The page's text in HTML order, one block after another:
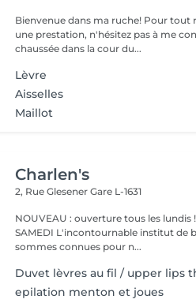
Bienvenue dans ma ruche! Pour
une prestation, n'hésitez pas à me contacter Institut
chaussée dans la cour du...
Lèvre
Aisselles
Maillot
Charlen's
2, Rue GlesenerGare L-1631
NOUVEAU : ouverture tous les lundis
SAMEDI L'incontournable institut de beauté à Luxembourg. Nous
sommes connues pour n...
Duvet lèvres au fil / upper lips
epilation menton et joues